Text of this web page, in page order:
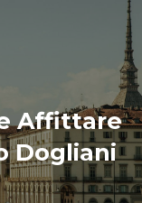
Affittare
Dogliani